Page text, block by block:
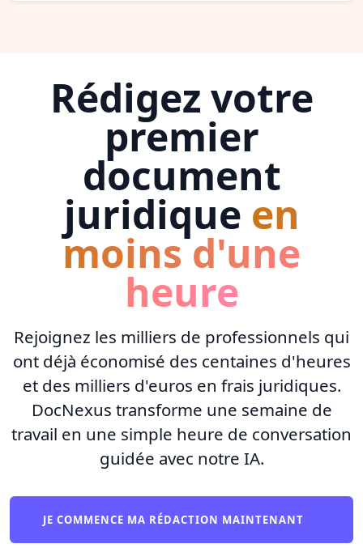
Rédigez votre
premier
document
juridique en
moins d'une
heure
Rejoignez les milliers de professionnels qui
ont déjà économisé des centaines d'heures
et des milliers d'euros en frais juridiques.
DocNexus transforme une semaine de
travail en une simple heure de conversation
guidée avec notre IA.
JE COMMENCE MA RÉDACTION MAINTENANT